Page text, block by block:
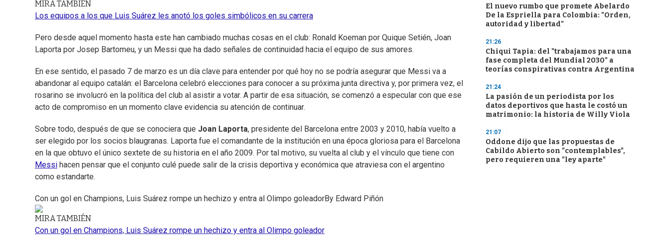
MIRA TAMBIÉN
Los equipos a los que Luis Suárez les anotó los goles simbólicos en su carrera
Pero desde aquel momento hasta este han cambiado muchas cosas en el club: Ronald Koeman por Quique Setién, Joan
Laporta por Josep Bartomeu, y un Messi que ha dado señales de continuidad hacia el equipo de sus amores.
En ese sentido, el pasado 7 de marzo es un día clave para entender por qué hoy no se podría asegurar que Messi va a
abandonar al equipo catalán: el Barcelona celebró elecciones para conocer a su próxima junta directiva y, por primera vez, el
rosarino se involucró en la política del club al asistir a votar. A partir de esa situación, se comenzó a especular con que ese
acto de compromiso en un momento clave evidencia su atención de continuar.
Sobre todo, después de que se conociera que Joan Laporta, presidente del Barcelona entre 2003 y 2010, había vuelto a
ser elegido por los socios blaugranas. Laporta fue el comandante de la institución en una época gloriosa para el Barcelona
en la que obtuvo el único sextete de su historia en el año 2009. Por tal motivo, su vuelta al club y el vínculo que tiene con
Messi hacen pensar que el conjunto culé puede salir de la crisis deportiva y económica que atraviesa con el argentino
como estandarte.
Con un gol en Champions, Luis Suárez rompe un hechizo y entra al Olimpo goleadorBy Edward Piñón
MIRA TAMBIÉN
Con un gol en Champions, Luis Suárez rompe un hechizo y entra al Olimpo goleador
El nuevo rumbo que promete Abelardo
De la Espriella para Colombia: "Orden,
autoridad y libertad"
21:26
Chiqui Tapia: del "trabajamos para una
fase completa del Mundial 2030" a
teorías conspirativas contra Argentina
21:24
La pasión de un periodista por los
datos deportivos que hasta le costó un
matrimonio: la historia de Willy Viola
21:07
Oddone dijo que las propuestas de
Cabildo Abierto son "contemplables",
pero requieren una "ley aparte"